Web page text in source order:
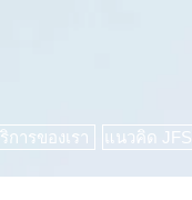
การของเรา แนวคิด JFS